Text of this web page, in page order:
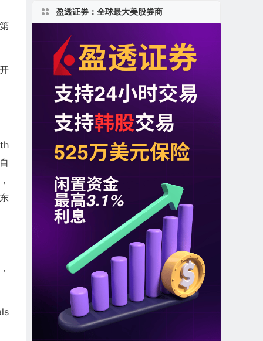
盈透证券：全球最大美股券商